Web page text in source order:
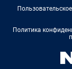
Политика